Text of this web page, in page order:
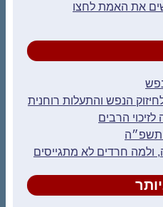
את האמת לחצו
הנפש והתעלות רוחנית
הרבים
תשפ״ה
ולמה חרדים לא מתגייסים